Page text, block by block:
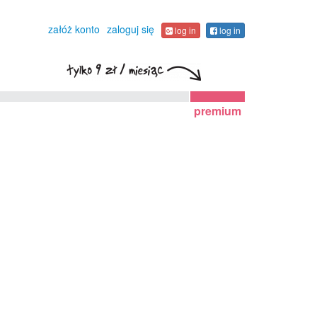
załóż konto zaloguj się log in log in
premium